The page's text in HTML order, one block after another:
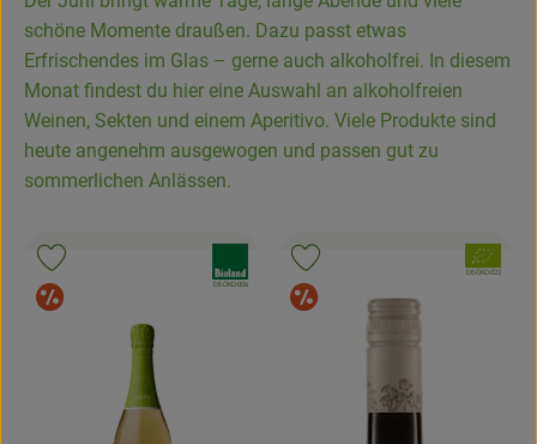
Kühltheke
Backstube
Küchenzauber
Über den Tag
NonFood & Saaten
Großgebinde
So geht’s
schöne Momente draußen. Dazu passt etwas
Erfrischendes im Glas – gerne auch alkoholfrei. In diesem
Monat findest du hier eine Auswahl an alkoholfreien
Weinen, Sekten und einem Aperitivo. Viele Produkte sind
heute angenehm ausgewogen und passen gut zu
sommerlichen Anlässen.
, Kontrollstelle:
DE-ÖKO-006
Sonderangebot
Produkt zu Favouriten hinzufügen
, Verband:
, Kontrollstelle:
DE-ÖKO-022
Sonderangebot
Produkt zu Favouriten hinzufügen